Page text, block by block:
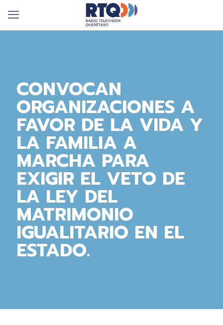
CONVOCAN
ORGANIZACIONES A
FAVOR DE LA VIDA Y
LA FAMILIA A
MARCHA PARA
EXIGIR EL VETO DE
LA LEY DEL
MATRIMONIO
IGUALITARIO EN EL
ESTADO.